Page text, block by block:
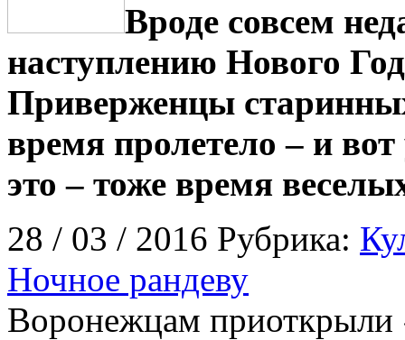
Вроде совсем
наступлению Нового
Приверженцы
время пролетело – и
это – тоже время
28 / 03 / 2016 Рубрика:
Ночное рандеву
Воронежцам приоткрыли